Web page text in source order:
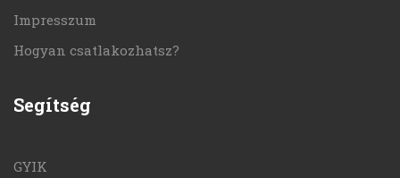
Impresszum
Hogyan csatlakozhatsz?
Segítség
GYIK